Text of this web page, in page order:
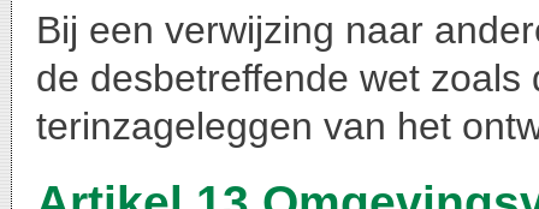
Bij een verwijzing naar
de desbetreffende wet
terinzageleggen van het